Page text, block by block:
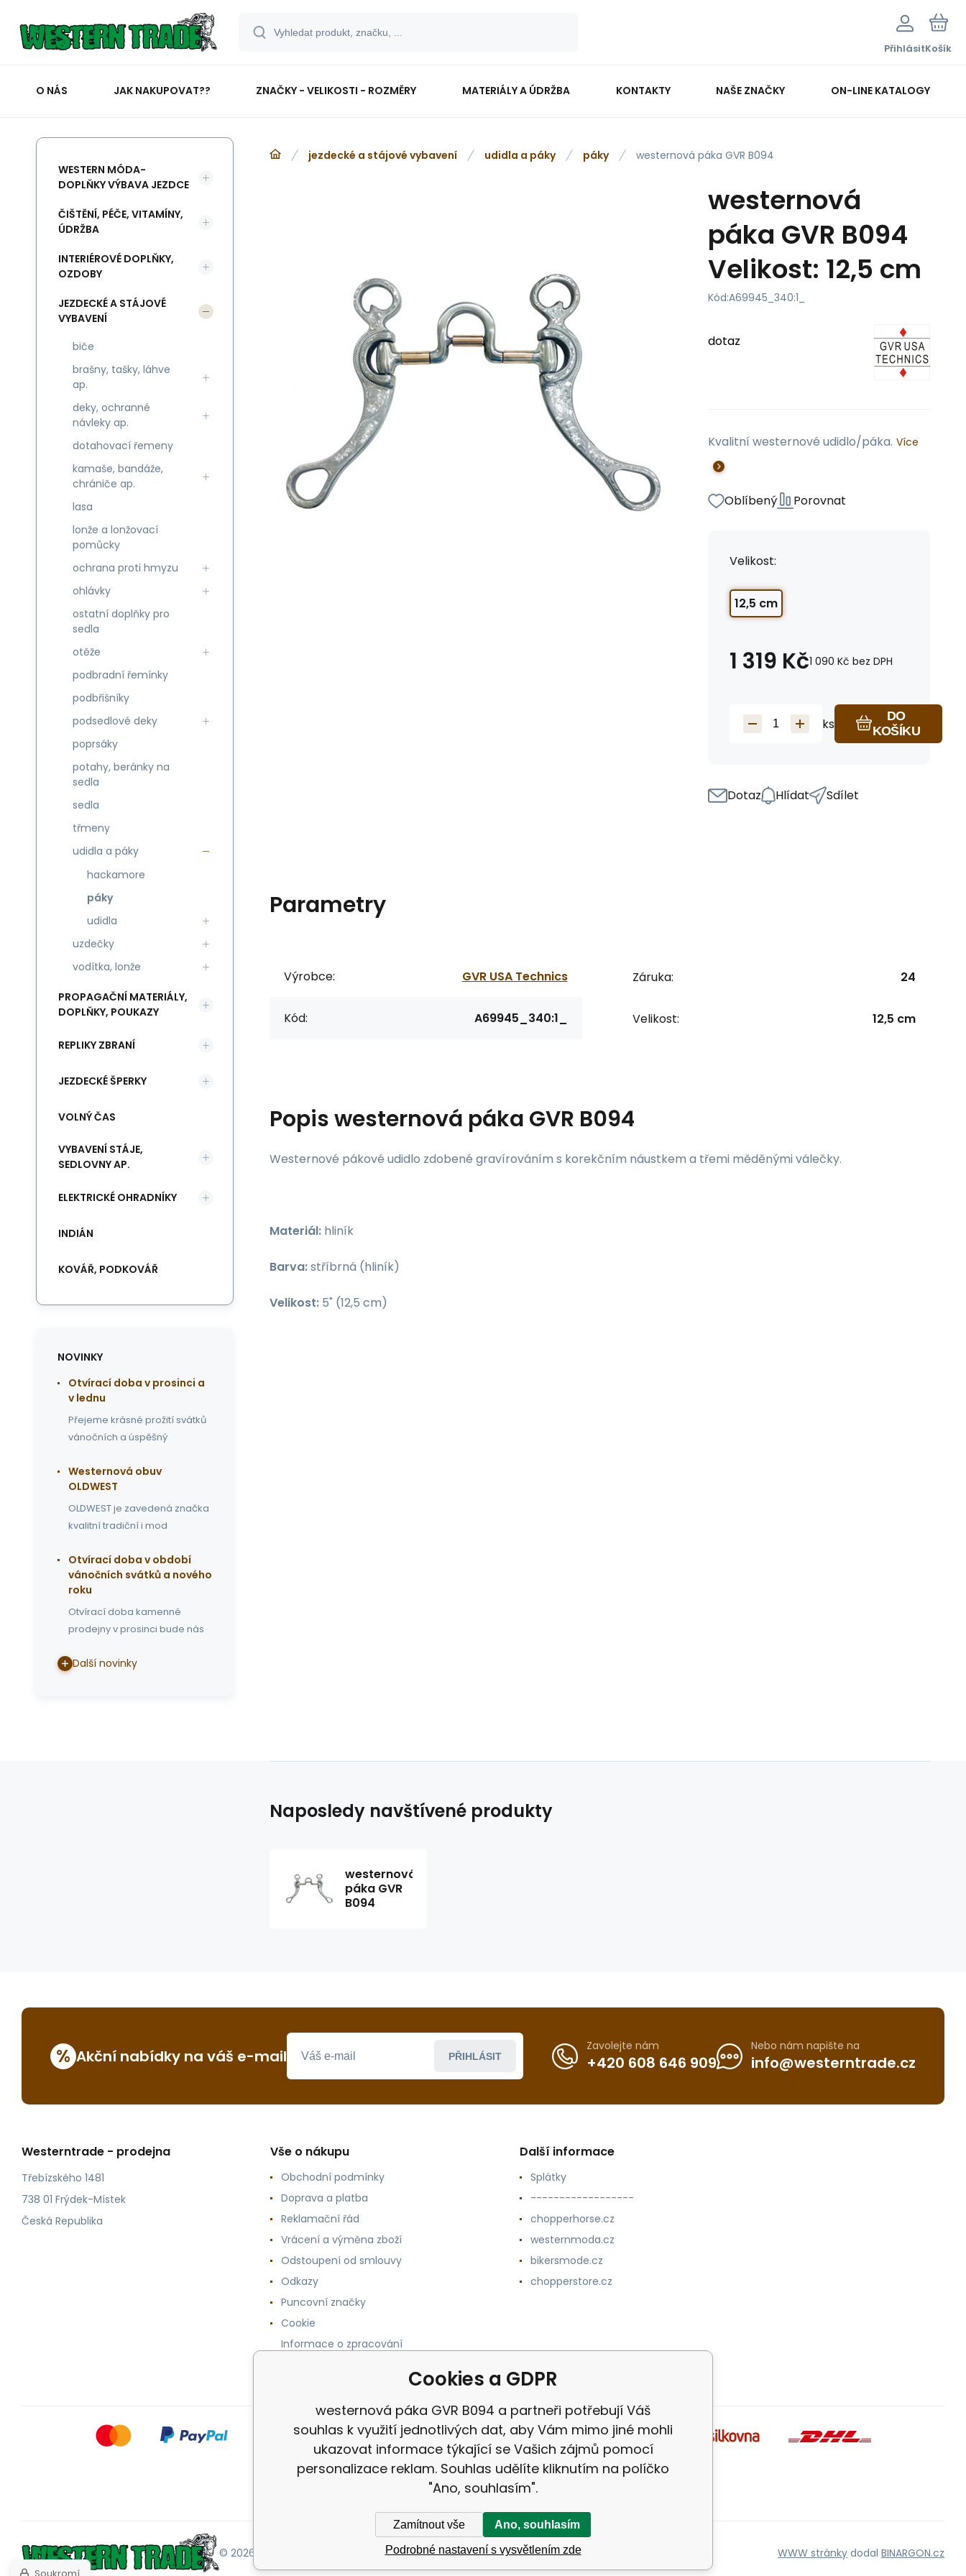
PřihlásitKošík
O NÁS JAK NAKUPOVAT?? ZNAČKY - VELIKOSTI - ROZMĚRY MATERIÁLY A ÚDRŽBA KONTAKTY NAŠE ZNAČKY ON-LINE KATALOGY
jezdecké a stájové vybavení udidla a páky páky westernová páka GVR B094
westernová
páka GVR B094
Velikost: 12,5 cm
Kód:A69945_340:1_
dotaz
Kvalitní westernové udidlo/páka. Více
Oblíbený Porovnat
Velikost:
12,5 cm
1 319 Kč1 090 Kč bez DPH
ks
DO
KOŠÍKU
Dotaz Hlídat Sdílet
Parametry
Výrobce: GVR USA Technics
Kód: A69945_340:1_
Záruka: 24
Velikost: 12,5 cm
Popiswesternová páka GVR B094
Westernové pákové udidlo zdobené gravírováním s korekčním náustkem a třemi měděnými válečky.
Materiál: hliník
Barva:stříbrná (hliník)
Velikost: 5" (12,5 cm)
WESTERN MÓDA-
DOPLŇKY VÝBAVA JEZDCE
ČIŠTĚNÍ, PÉČE, VITAMÍNY,
ÚDRŽBA
INTERIÉROVÉ DOPLŇKY,
OZDOBY
JEZDECKÉ A STÁJOVÉ
VYBAVENÍ
biče
brašny, tašky, láhve
ap.
deky, ochranné
návleky ap.
dotahovací řemeny
kamaše, bandáže,
chrániče ap.
lasa
lonže a lonžovací
pomůcky
ochrana proti hmyzu
ohlávky
ostatní doplňky pro
sedla
otěže
podbradní řemínky
podbřišníky
podsedlové deky
poprsáky
potahy, beránky na
sedla
sedla
třmeny
udidla a páky
hackamore
páky
udidla
uzdečky
vodítka, lonže
PROPAGAČNÍ MATERIÁLY,
DOPLŇKY, POUKAZY
REPLIKY ZBRANÍ
JEZDECKÉ ŠPERKY
VOLNÝ ČAS
VYBAVENÍ STÁJE,
SEDLOVNY AP.
ELEKTRICKÉ OHRADNÍKY
INDIÁN
KOVÁŘ, PODKOVÁŘ
NOVINKY
Otvírací doba v prosinci a
v lednu
Přejeme krásné prožití svátků
vánočních a úspěšný
Westernová obuv
OLDWEST
OLDWEST je zavedená značka
kvalitní tradiční i mod
Otvírací doba v období
vánočních svátků a nového
roku
Otvírací doba kamenné
prodejny v prosinci bude nás
Další novinky
Naposledy navštívené produkty
westernová
páka GVR
B094
% Akční nabídky na váš e-mail PŘIHLÁSIT
Zavolejte nám
+420 608 646 909
Nebo nám napište na
info@westerntrade.cz
Westerntrade - prodejna
Třebízského 1481
738 01 Frýdek-Místek
Česká Republika
Vše o nákupu
Obchodní podmínky
Doprava a platba
Reklamační řád
Vrácení a výměna zboží
Odstoupení od smlouvy
Odkazy
Puncovní značky
Cookie
Informace o zpracování
Další informace
Splátky
------------------
chopperhorse.cz
westernmoda.cz
bikersmode.cz
chopperstore.cz
© 2026 | WWW stránky dodal BINARGON.cz
Cookies a GDPR
westernová páka GVR B094 a partneři potřebují Váš
souhlas k využití jednotlivých dat, aby Vám mimo jiné mohli
ukazovat informace týkající se Vašich zájmů pomocí
personalizace reklam. Souhlas udělíte kliknutím na políčko
"Ano, souhlasím".
Zamítnout vše Ano, souhlasím
Podrobné nastavení s vysvětlením zde